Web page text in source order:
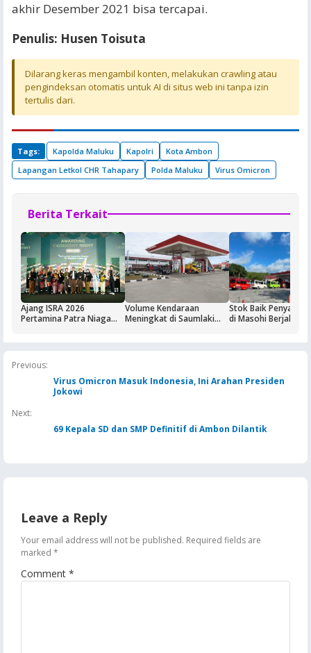
akhir Desember 2021 bisa tercapai.
Penulis: Husen Toisuta
Dilarang keras mengambil konten, melakukan crawling atau
pengindeksan otomatis untuk AI di situs web ini tanpa izin
tertulis dari.
Tags: Kapolda Maluku Kapolri
Kota Ambon
Lapangan Letkol CHR Tahapary
Polda Maluku Virus Omicron
Berita Terkait
Ajang ISRA 2026
Pertamina Patra Niaga
Volume Kendaraan
Meningkat di Saumlaki
Stok Baik
di Masohi Berjalan
Previous:
Virus Omicron Masuk Indonesia, Ini Arahan Presiden
Jokowi
Next:
69 Kepala SD dan SMP Definitif di Ambon Dilantik
Leave a Reply
Your email address will not be published. Required fields are
marked *
Comment *